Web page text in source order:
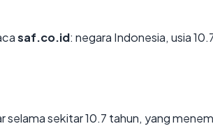
saf.co.id: negara Indonesia, usia
selama sekitar 10.7 tahun, yang